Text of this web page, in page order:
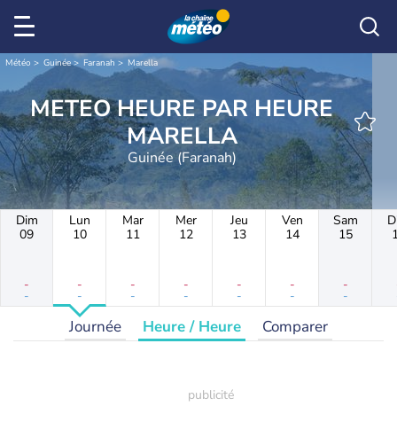
Météo Guinée Faranah Marella
METEO HEURE PAR HEURE
MARELLA
Guinée (Faranah)
Dim
09
-
-
Lun
10
-
-
Mar
11
-
-
Mer
12
-
-
Jeu
13
-
-
Ven
14
-
-
Sam
15
-
-
Journée Heure / Heure Comparer